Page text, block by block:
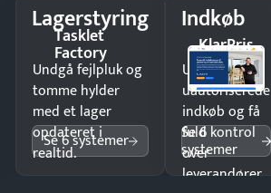
Lagerstyring
Tasklet
Factory
Undgå fejlpluk og
tomme hylder
med et lager
opdateret i
realtid.
Se 6 systemer
Indkøb
KlarPris
Undgå
uautoriserede
indkøb og få
fuld kontrol
over
leverandører
Se 6
systemer